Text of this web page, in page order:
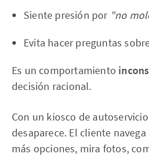
Siente presión por "no
Evita hacer preguntas
Es un comportamiento
decisión racional.
Con un kiosco de
desaparece. El cliente
más opciones, mira fotos,